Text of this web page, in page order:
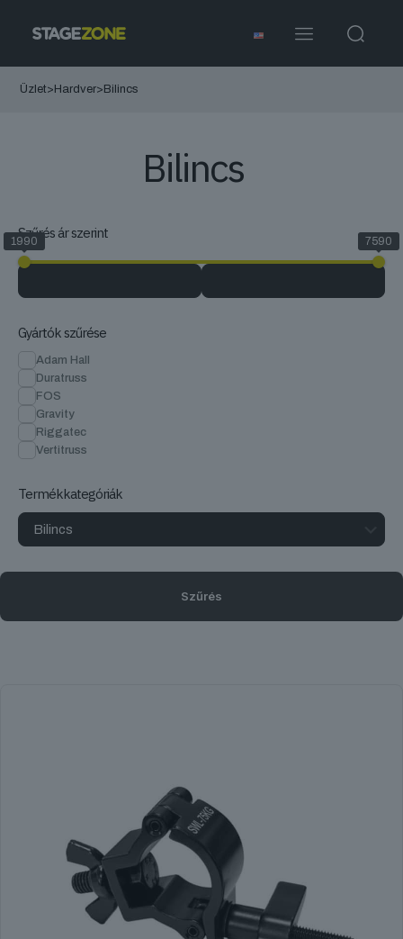
Üzlet> Hardver> Bilincs
Bilincs
Szűrés ár szerint
1990 7590
Gyártók szűrése
Adam Hall
Duratruss
FOS
Gravity
Riggatec
Vertitruss
Termékkategóriák
Szűrés